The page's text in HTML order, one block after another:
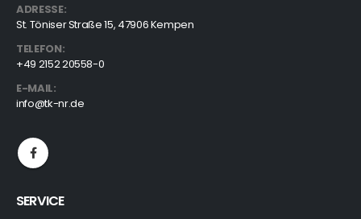
ADRESSE:
St. Töniser Straße 15, 47906 Kempen
TELEFON:
+49 2152 20558-0
E-MAIL:
info@tk-nr.de
SERVICE